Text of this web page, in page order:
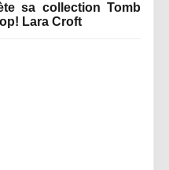
sa collection Tomb
Lara Croft